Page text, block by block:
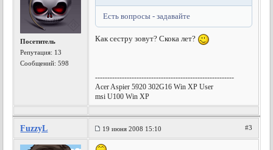
Посетитель
Репутация: 13
Сообщений: 598
Есть вопросы - задавайте
Как сестру зовут? Скока лет?
---------------------------------------------------------
Acer Aspier 5920 302G16 Win XP User
msi U100 Win XP
FuzzyL 19 июня 2008 15:10 #3